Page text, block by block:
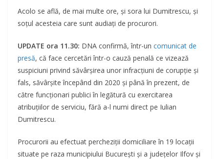
Acolo se află, de mai multe ore, şi sora lui Dumitrescu, şi
soţul acesteia care sunt audiați de procurori.
UPDATE ora 11.30: DNA confirmă, într-un comunicat de
presă, că face cercetări într-o cauză penală ce vizează
suspiciuni privind săvârșirea unor infracțiuni de corupție și
fals, săvârșite începând din 2020 și până în prezent, de
către funcționari publici în legătură cu exercitarea
atribuțiilor de serviciu, fără a-l numi direct pe Iulian
Dumitrescu.
Procurorii au efectuat percheziții domiciliare în 19 locații
situate pe raza municipiului București și a județelor Ilfov și